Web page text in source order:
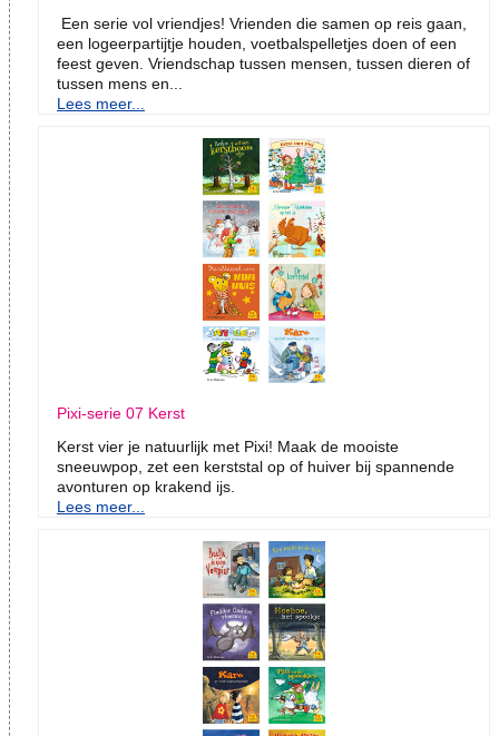
Een serie vol vriendjes! Vrienden die samen op reis gaan,
een logeerpartijtje houden, voetbalspelletjes doen of een
feest geven. Vriendschap tussen mensen, tussen dieren of
tussen mens en...
Lees meer...
Pixi-serie 07 Kerst
Kerst vier je natuurlijk met Pixi! Maak de mooiste
sneeuwpop, zet een kerststal op of huiver bij spannende
avonturen op krakend ijs.
Lees meer...